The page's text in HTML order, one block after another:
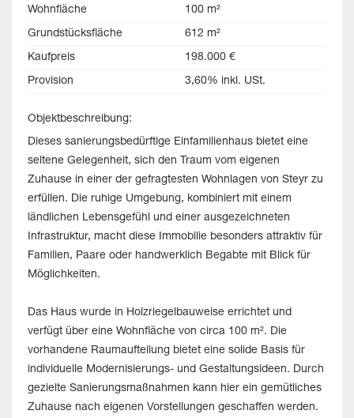
Wohnfläche 100 m²
Grundstücksfläche 612 m²
Kaufpreis 198.000 €
Provision 3,60% inkl. USt.
Objektbeschreibung:
Dieses sanierungsbedürftige Einfamilienhaus bietet eine
seltene Gelegenheit, sich den Traum vom eigenen
Zuhause in einer der gefragtesten Wohnlagen von Steyr zu
erfüllen. Die ruhige Umgebung, kombiniert mit einem
ländlichen Lebensgefühl und einer ausgezeichneten
Infrastruktur, macht diese Immobilie besonders attraktiv für
Familien, Paare oder handwerklich Begabte mit Blick für
Möglichkeiten.
Das Haus wurde in Holzriegelbauweise errichtet und
verfügt über eine Wohnfläche von circa 100 m². Die
vorhandene Raumaufteilung bietet eine solide Basis für
individuelle Modernisierungs- und Gestaltungsideen. Durch
gezielte Sanierungsmaßnahmen kann hier ein gemütliches
Zuhause nach eigenen Vorstellungen geschaffen werden.